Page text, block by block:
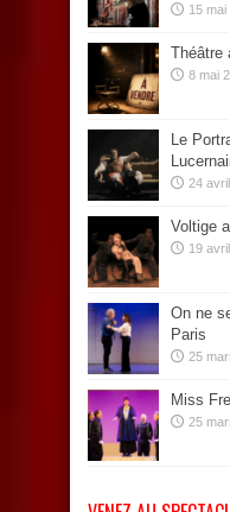
15 mai
Théâtre
8 mai
Le
24
Voltige
19
On ne
Paris
25
Miss
25